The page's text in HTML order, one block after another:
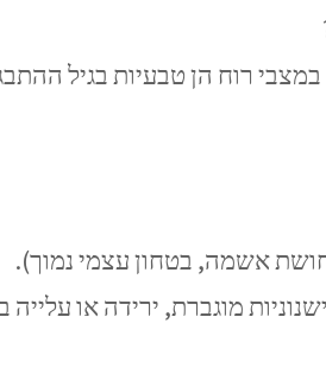
רוח הן טבעיות בגיל
אשמה, בטחון עצמי נמוך).
מוגברת, ירידה או